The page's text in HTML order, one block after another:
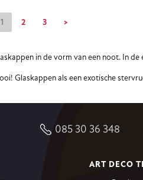
1 2 3 >
in de vorm van een noot. In
Glaskappen als een exotische
085 30 36 348
ART DECO